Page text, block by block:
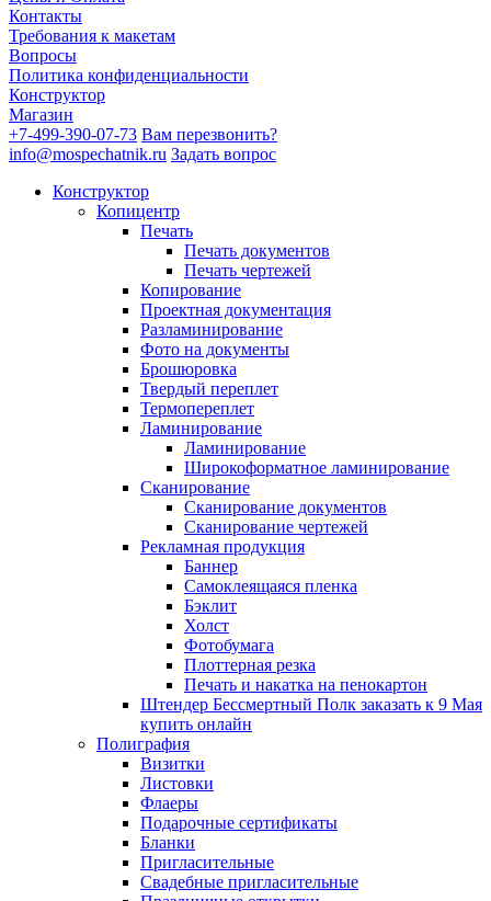
Контакты
Требования к макетам
Вопросы
Политика конфиденциальности
Конструктор
Магазин
+7-499-390-07-73 Вам перезвонить?
info@mospechatnik.ru Задать вопрос
Конструктор
Копицентр
Печать
Печать документов
Печать чертежей
Копирование
Проектная документация
Разламинирование
Фото на документы
Брошюровка
Твердый переплет
Термопереплет
Ламинирование
Ламинирование
Широкоформатное ламинирование
Сканирование
Сканирование документов
Сканирование чертежей
Рекламная продукция
Баннер
Самоклеящаяся пленка
Бэклит
Холст
Фотобумага
Плоттерная резка
Печать и накатка на пенокартон
Штендер Бессмертный Полк заказать к 9 Мая
купить онлайн
Полиграфия
Визитки
Листовки
Флаеры
Подарочные сертификаты
Бланки
Пригласительные
Свадебные пригласительные